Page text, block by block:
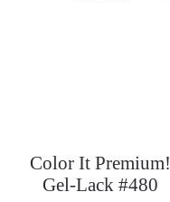
Color It Premium!
Gel-Lack #480